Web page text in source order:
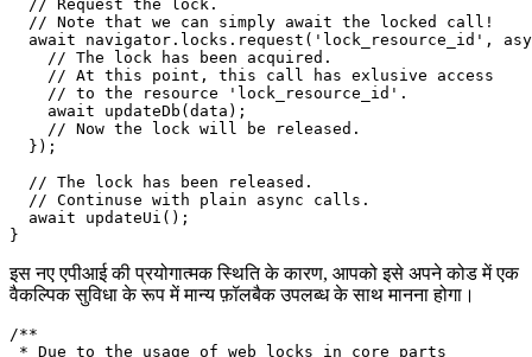
*/
async function foo(){
  // A common async function that you already know.
  const data = await getData();
  // Request the lock.
  // Note that we can simply await the locked call!
await navigator.locks.request('lock_resource_id',
    // The lock has been acquired.
    // At this point, this call has exlusive access
    // to the resource 'lock_resource_id'.
    await updateDb(data);
    // Now the lock will be released.
  });
  // The lock has been released.
  // Continuse with plain async calls.
  await updateUi();